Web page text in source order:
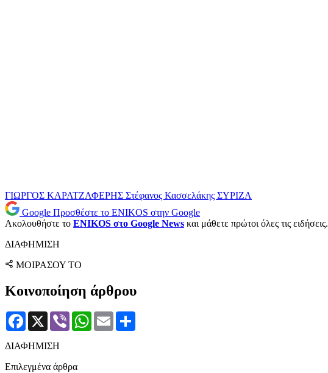
ΓΙΩΡΓΟΣ ΚΑΡΑΤΖΑΦΕΡΗΣ Στέφανος Κασσελάκης ΣΥΡΙΖΑ
Google Προσθέστε το ENIKOS στην Google
Ακολουθήστε το ENIKOS στο Google News και μάθετε πρώτοι όλες τις ειδήσεις.
ΔΙΑΦΗΜΙΣΗ
ΜΟΙΡΑΣΟΥ ΤΟ
Κοινοποίηση άρθρου
Facebook
X Viber WhatsApp
Email
ΔΙΑΦΗΜΙΣΗ
Επιλεγμένα άρθρα